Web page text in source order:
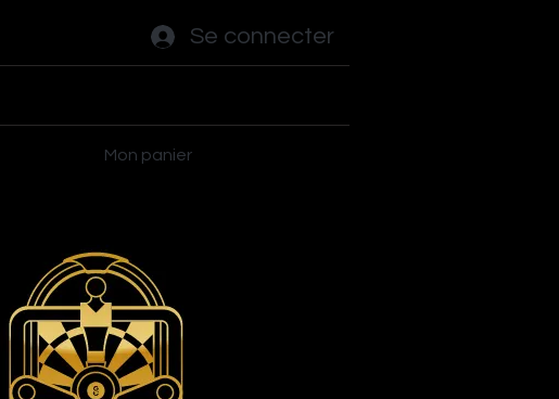
Se connecter
Mon panier